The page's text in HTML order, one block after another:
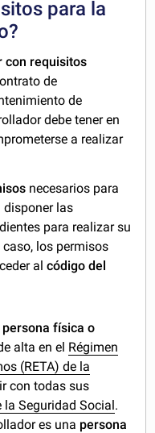
para la
con requisitos
de
de
debe tener en
a realizar
necesarios para
disponer las
para realizar su
los permisos
alcódigo del
persona física o
alta en el Régimen
(RETA) de la
con todas sus
Seguridad Social.
es una persona